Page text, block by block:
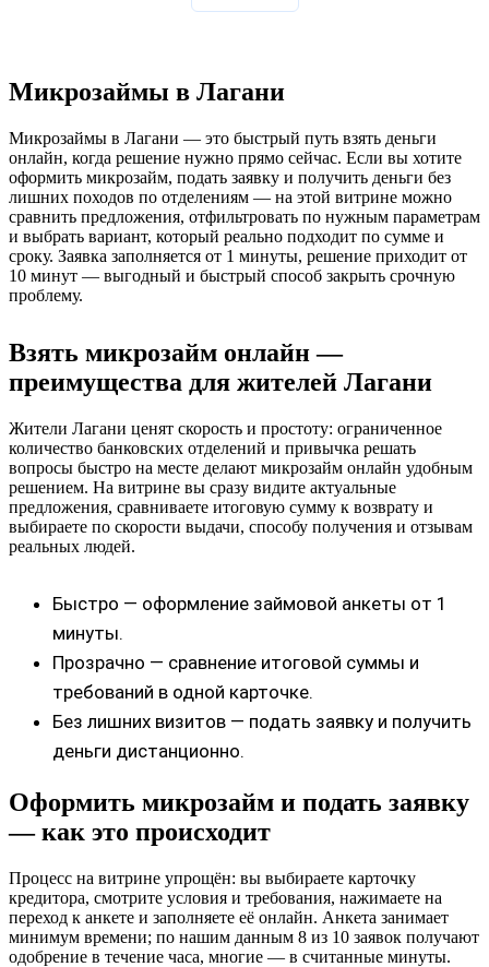
Микрозаймы в Лагани
Микрозаймы в Лагани — это быстрый путь взять деньги
онлайн, когда решение нужно прямо сейчас. Если вы хотите
оформить микрозайм, подать заявку и получить деньги без
лишних походов по отделениям — на этой витрине можно
сравнить предложения, отфильтровать по нужным параметрам
и выбрать вариант, который реально подходит по сумме и
сроку. Заявка заполняется от 1 минуты, решение приходит от
10 минут — выгодный и быстрый способ закрыть срочную
проблему.
Взять микрозайм онлайн —
преимущества для жителей Лагани
Жители Лагани ценят скорость и простоту: ограниченное
количество банковских отделений и привычка решать
вопросы быстро на месте делают микрозайм онлайн удобным
решением. На витрине вы сразу видите актуальные
предложения, сравниваете итоговую сумму к возврату и
выбираете по скорости выдачи, способу получения и отзывам
реальных людей.
Быстро — оформление займовой анкеты от 1
минуты.
Прозрачно — сравнение итоговой суммы и
требований в одной карточке.
Без лишних визитов — подать заявку и получить
деньги дистанционно.
Оформить микрозайм и подать заявку
— как это происходит
Процесс на витрине упрощён: вы выбираете карточку
кредитора, смотрите условия и требования, нажимаете на
переход к анкете и заполняете её онлайн. Анкета занимает
минимум времени; по нашим данным 8 из 10 заявок получают
одобрение в течение часа, многие — в считанные минуты.